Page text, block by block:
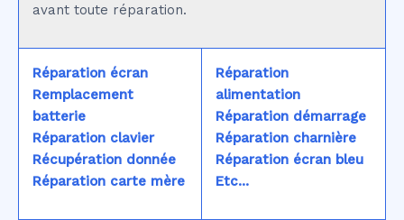
avant toute réparation.
Réparation écran
Remplacement
batterie
Réparation clavier
Récupération donnée
Réparation carte mère
Réparation
alimentation
Réparation démarrage
Réparation charnière
Réparation écran bleu
Etc...